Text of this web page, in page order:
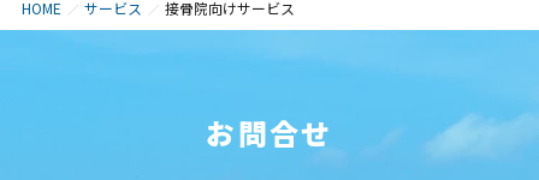
HOME サービス 接骨院向けサービス
お問合せ